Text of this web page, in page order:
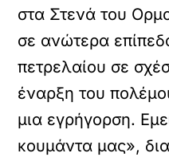
στα Στενά του
σε ανώτερα
πετρελαίου σε
έναρξη του
μια εγρήγορση.
κουμάντα μας»,